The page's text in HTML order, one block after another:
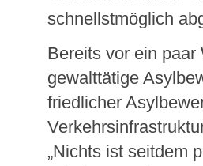
schnellstmöglich
Bereits vor ein paar
gewalttätige
friedlicher
„Nichts ist seitdem